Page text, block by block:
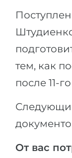
тем, как
после 11-
От вас